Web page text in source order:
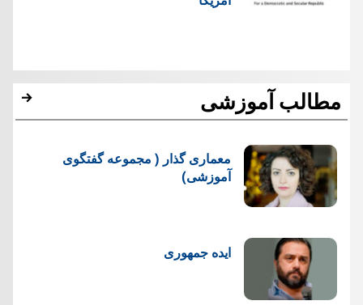
مطالب آموزشی
معماری گذار ( مجموعه گفتگوی
آموزشی)
ایده جمهوری